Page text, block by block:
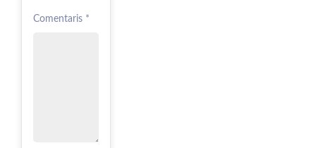
Comentaris *